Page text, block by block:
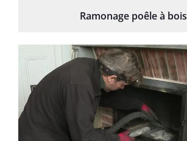
Ramonage poêle à bois